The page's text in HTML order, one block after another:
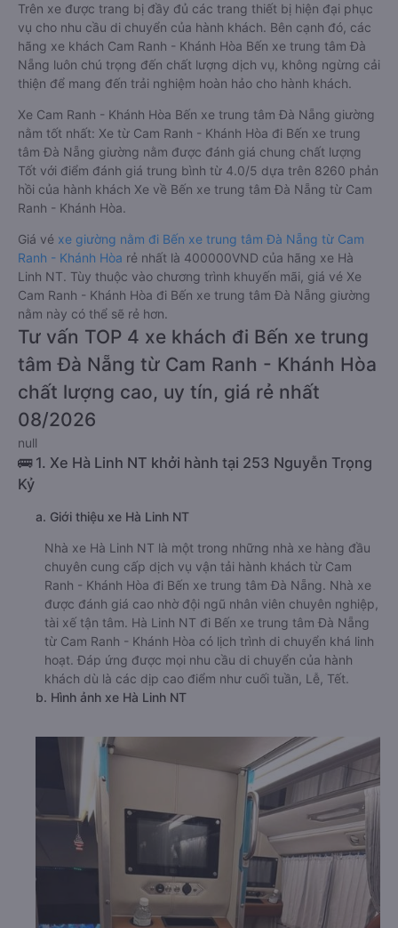
Trên xe được trang bị đầy đủ các trang thiết bị hiện đại phục
vụ cho nhu cầu di chuyển của hành khách. Bên cạnh đó, các
hãng xe khách Cam Ranh - Khánh Hòa Bến xe trung tâm Đà
Nẵng luôn chú trọng đến chất lượng dịch vụ, không ngừng cải
thiện để mang đến trải nghiệm hoàn hảo cho hành khách.
Xe Cam Ranh - Khánh Hòa Bến xe trung tâm Đà Nẵng giường
nằm tốt nhất: Xe từ Cam Ranh - Khánh Hòa đi Bến xe trung
tâm Đà Nẵng giường nằm được đánh giá chung chất lượng
Tốt với điểm đánh giá trung bình từ 4.0/5 dựa trên 8260 phản
hồi của hành khách Xe về Bến xe trung tâm Đà Nẵng từ Cam
Ranh - Khánh Hòa.
Giá vé xe giường nằm đi Bến xe trung tâm Đà Nẵng từ Cam
Ranh - Khánh Hòa rẻ nhất là 400000VND của hãng xe Hà
Linh NT. Tùy thuộc vào chương trình khuyến mãi, giá vé Xe
Cam Ranh - Khánh Hòa đi Bến xe trung tâm Đà Nẵng giường
nằm này có thể sẽ rẻ hơn.
Tư vấn TOP 4 xe khách đi Bến xe trung
tâm Đà Nẵng từ Cam Ranh - Khánh Hòa
chất lượng cao, uy tín, giá rẻ nhất
08/2026
null
🚌 1. Xe Hà Linh NT khởi hành tại 253 Nguyễn Trọng
Kỷ
a. Giới thiệu xe Hà Linh NT
Nhà xe Hà Linh NT là một trong những nhà xe hàng đầu
chuyên cung cấp dịch vụ vận tải hành khách từ Cam
Ranh - Khánh Hòa đi Bến xe trung tâm Đà Nẵng. Nhà xe
được đánh giá cao nhờ đội ngũ nhân viên chuyên nghiệp,
tài xế tận tâm. Hà Linh NT đi Bến xe trung tâm Đà Nẵng
từ Cam Ranh - Khánh Hòa có lịch trình di chuyển khá linh
hoạt. Đáp ứng được mọi nhu cầu di chuyển của hành
khách dù là các dịp cao điểm như cuối tuần, Lễ, Tết.
b. Hình ảnh xe Hà Linh NT